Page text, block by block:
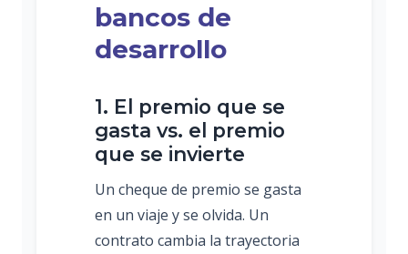
bancos de
desarrollo
1. El premio que se
gasta vs. el premio
que se invierte
Un cheque de premio se gasta
en un viaje y se olvida. Un
contrato cambia la trayectoria